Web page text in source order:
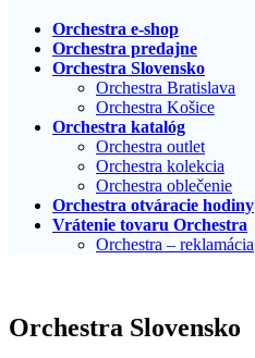
Orchestra e-shop
Orchestra predajne
Orchestra Slovensko
Orchestra Bratislava
Orchestra Košice
Orchestra katalóg
Orchestra outlet
Orchestra kolekcia
Orchestra oblečenie
Orchestra otváracie hodiny
Vrátenie tovaru Orchestra
Orchestra – reklamácia
Orchestra Slovensko